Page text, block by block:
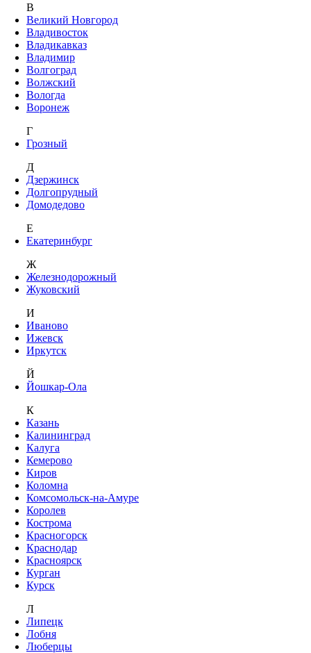
В
Великий Новгород
Владивосток
Владикавказ
Владимир
Волгоград
Волжский
Вологда
Воронеж
Г
Грозный
Д
Дзержинск
Долгопрудный
Домодедово
Е
Екатеринбург
Ж
Железнодорожный
Жуковский
И
Иваново
Ижевск
Иркутск
Й
Йошкар-Ола
К
Казань
Калининград
Калуга
Кемерово
Киров
Коломна
Комсомольск-на-Амуре
Королев
Кострома
Красногорск
Краснодар
Красноярск
Курган
Курск
Л
Липецк
Лобня
Люберцы